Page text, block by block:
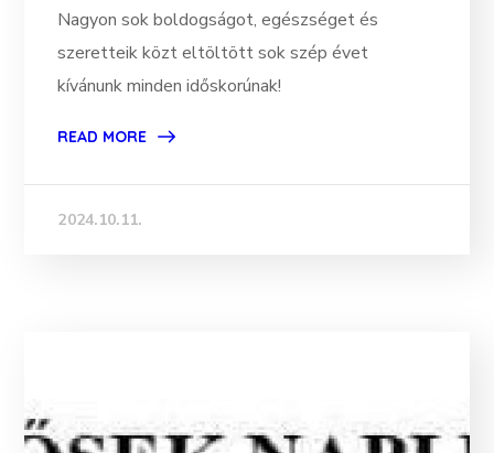
Nagyon sok boldogságot, egészséget és
szeretteik közt eltöltött sok szép évet
kívánunk minden időskorúnak!
READ MORE
2024.10.11.